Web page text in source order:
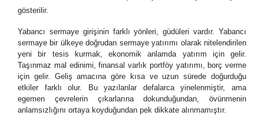
gösterilir.
Yabancı sermaye girişinin farklı yönleri, güdüleri vardır. Yabancı
sermaye bir ülkeye doğrudan sermaye yatırımı olarak nitelendirilen
yeni bir tesis kurmak, ekonomik anlamda yatırım için gelir.
Taşınmaz mal edinimi, finansal varlık portföy yatırımı, borç verme
için gelir. Geliş amacına göre kısa ve uzun sürede doğurduğu
etkiler farklı olur. Bu yazılanlar defalarca yinelenmiştir, ama
egemen çevrelerin çıkarlarına dokunduğundan, övünmenin
anlamsızlığını ortaya koyduğundan pek dikkate alınmamıştır.